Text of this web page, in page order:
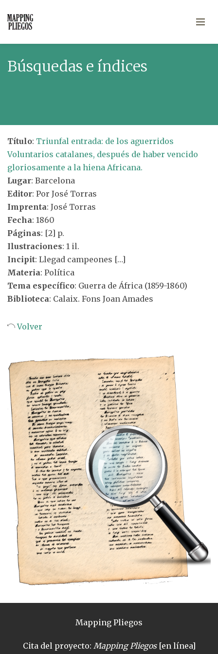
Búsquedas e índices
Título: Triunfal entrada: de los aguerridos
Voluntarios catalanes, después de haber vencido
gloriosamente a la hiena Africana.
Lugar: Barcelona
Editor: Por José Torras
Imprenta: José Torras
Fecha: 1860
Páginas: [2] p.
Ilustraciones: 1 il.
Incipit: Llegad campeones […]
Materia: Política
Tema específico: Guerra de África (1859-1860)
Biblioteca: Calaix. Fons Joan Amades
Volver
Mapping Pliegos
Cita del proyecto: Mapping Pliegos[en línea]